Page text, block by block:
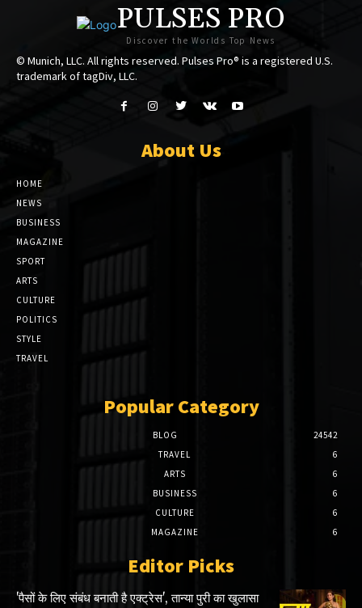
PULSES PRO
Discover the Worlds Top News
© Munich, LLC. All rights reserved. Pulses Pro® is a registered U.S.
trademark of tagDiv, LLC.
About Us
HOME
NEWS
BUSINESS
MAGAZINE
SPORT
ARTS
CULTURE
POLITICS
STYLE
TRAVEL
Popular Category
BLOG
24542
TRAVEL
6
ARTS
6
BUSINESS
6
CULTURE
6
MAGAZINE
6
Editor Picks
'पैसों के लिए संबंध बनाती है एक्ट्रेस', तान्या पुरी का खुलासा